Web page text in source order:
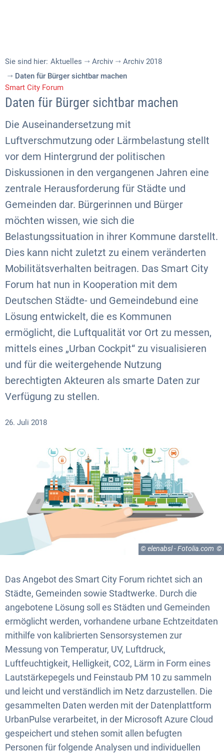
Sie sind hier: Aktuelles Archiv
Archiv 2018
Daten für Bürger sichtbar machen
Smart City Forum
Daten für Bürger sichtbar machen
Die Auseinandersetzung mit
Luftverschmutzung oder Lärmbelastung stellt
vor dem Hintergrund der politischen
Diskussionen in den vergangenen Jahren eine
zentrale Herausforderung für Städte und
Gemeinden dar. Bürgerinnen und Bürger
möchten wissen, wie sich die
Belastungssituation in ihrer Kommune darstellt.
Dies kann nicht zuletzt zu einem veränderten
Mobilitätsverhalten beitragen. Das Smart City
Forum hat nun in Kooperation mit dem
Deutschen Städte- und Gemeindebund eine
Lösung entwickelt, die es Kommunen
ermöglicht, die Luftqualität vor Ort zu messen,
mittels eines „Urban Cockpit“ zu visualisieren
und für die weitergehende Nutzung
berechtigten Akteuren als smarte Daten zur
Verfügung zu stellen.
26. Juli 2018
© elenabsl - Fotolia.com
Das Angebot des Smart City Forum richtet sich an
Städte, Gemeinden sowie Stadtwerke. Durch die
angebotene Lösung soll es Städten und Gemeinden
ermöglicht werden, vorhandene urbane Echtzeitdaten
mithilfe von kalibrierten Sensorsystemen zur
Messung von Temperatur, UV, Luftdruck,
Luftfeuchtigkeit, Helligkeit, CO2, Lärm in Form eines
Lautstärkepegels und Feinstaub PM 10 zu sammeln
und leicht und verständlich im Netz darzustellen. Die
gesammelten Daten werden mit der Datenplattform
UrbanPulse verarbeitet, in der Microsoft Azure Cloud
gespeichert und stehen somit allen befugten
Personen für folgende Analysen und individuellen